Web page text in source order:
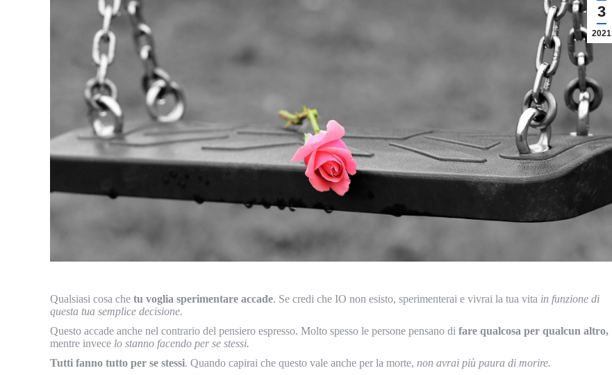
3
2021
Qualsiasi cosa che tu voglia sperimentare accade. Se credi che IO non esisto, sperimenterai e vivrai la tua vita in funzione di
questa tua semplice decisione.
Questo accade anche nel contrario del pensiero espresso. Molto spesso le persone pensano di fare qualcosa per qualcun altro,
mentre invece lo stanno facendo per se stessi.
Tutti fanno tutto per se stessi. Quando capirai che questo vale anche per la morte, non avrai più paura di morire.